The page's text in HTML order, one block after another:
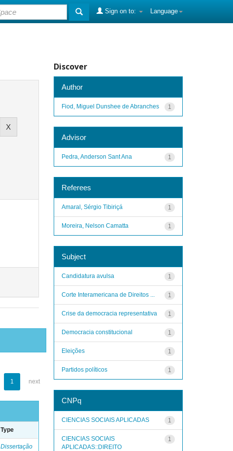
Language
Sign on to:
1 next
Type
Dissertação
Discover
Author
1
Fiod, Miguel Dunshee de Abranches
Advisor
1
Pedra, Anderson Sant Ana
Referees
1
Amaral, Sérgio Tibiriçá
1
Moreira, Nelson Camatta
Subject
1
Candidatura avulsa
1
Corte Interamericana de Direitos ...
1
Crise da democracia representativa
1
Democracia constitucional
1
Eleições
1
Partidos políticos
CNPq
1
CIENCIAS SOCIAIS APLICADAS
1
CIENCIAS SOCIAIS
APLICADAS::DIREITO